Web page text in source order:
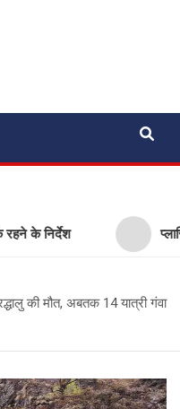
निर्देश
की मौत, अबतक 14 यात्री गंवा